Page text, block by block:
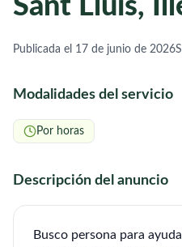
Sant Lluís,
Publicada el 17 de junio de 2026
Modalidades del servicio
Por horas
Descripción del anuncio
Busco persona para